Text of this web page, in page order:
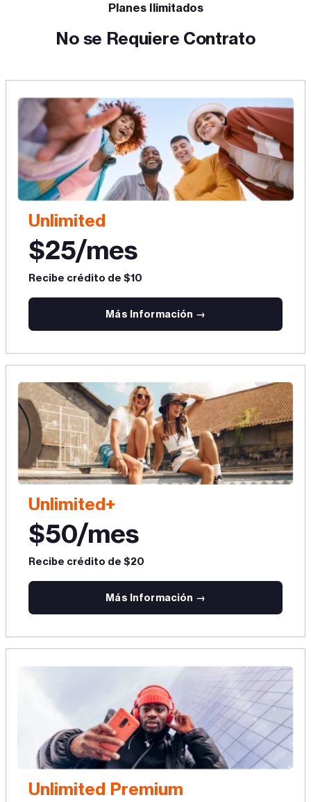
Planes Ilimitados
No se Requiere Contrato
Unlimited
$25/mes
Recibe crédito de $10
Más Información →
Unlimited+
$50/mes
Recibe crédito de $20
Más Información →
Unlimited Premium